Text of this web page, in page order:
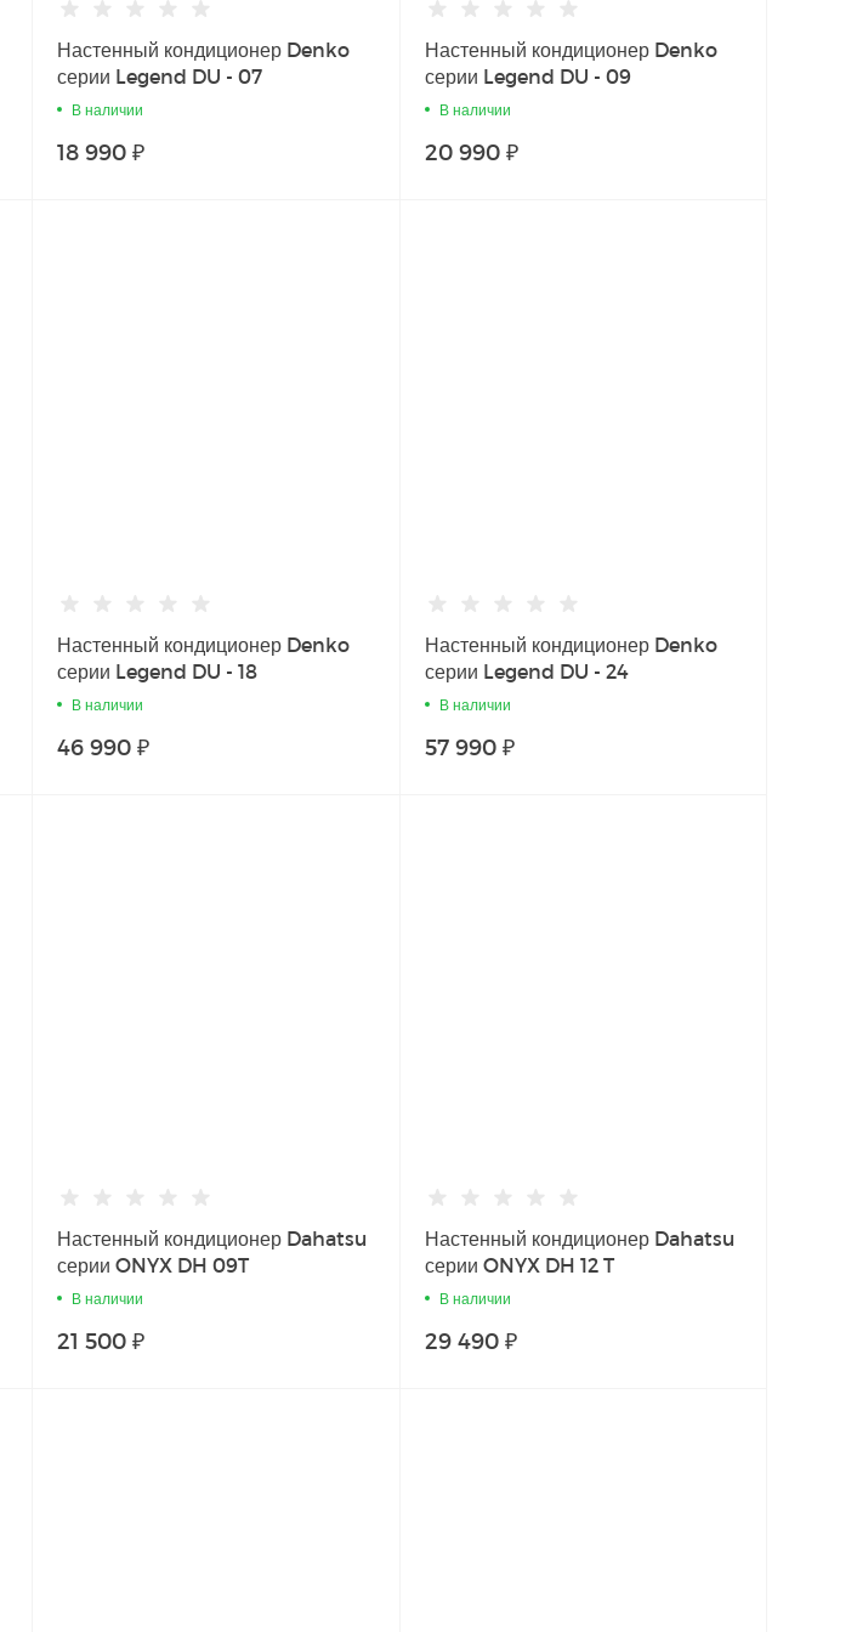
Настенный кондиционер Denko
серии Legend DU - 07
В наличии
18 990 ₽
Настенный кондиционер Denko
серии Legend DU - 09
В наличии
20 990 ₽
Настенный кондиционер Denko
серии Legend DU - 18
В наличии
46 990 ₽
Настенный кондиционер Denko
серии Legend DU - 24
В наличии
57 990 ₽
Настенный кондиционер Dahatsu
серии ONYX DH 09T
В наличии
21 500 ₽
Настенный кондиционер Dahatsu
серии ONYX DH 12 T
В наличии
29 490 ₽